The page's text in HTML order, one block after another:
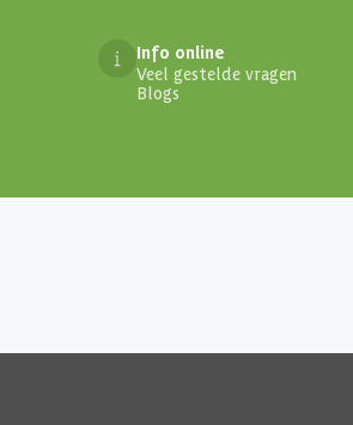
Info online
Veel gestelde vragen
Blogs